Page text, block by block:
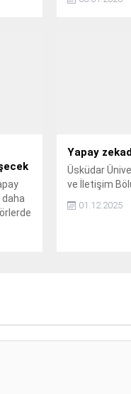
güvenlik
daha
Yapay
Üsküdar
ve İletişim
01.12.2025